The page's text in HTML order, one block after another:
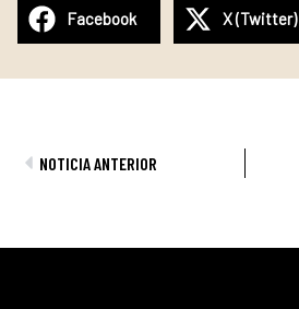
Facebook X (Twitter)
AntNOTICIA ANTERIOR